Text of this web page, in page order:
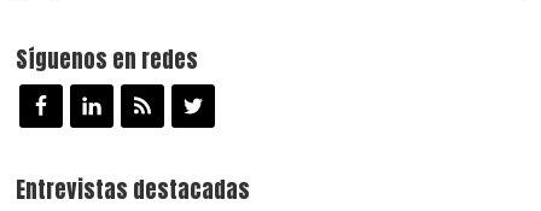
Síguenos en redes
Entrevistas destacadas